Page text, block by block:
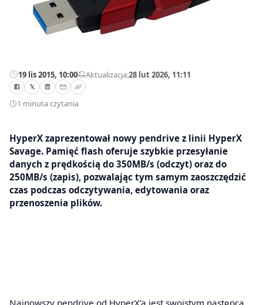
19 lis 2015, 10:00—Aktualizacja:28 lut 2026, 11:11
1 minuta czytania
HyperX zaprezentował nowy pendrive z linii HyperX
Savage. Pamięć flash oferuje szybkie przesyłanie
danych z prędkością do 350MB/s (odczyt) oraz do
250MB/s (zapis), pozwalając tym samym zaoszczędzić
czas podczas odczytywania, edytowania oraz
przenoszenia plików.